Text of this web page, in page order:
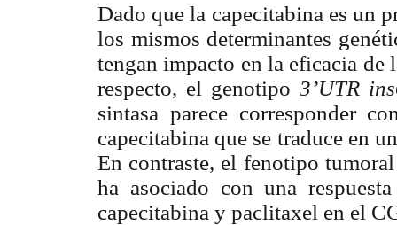
Dado que la capecitabina es un
los mismos determinantes
tengan impacto en la eficacia
respecto, el genotipo 3’UTR
sintasa parece corresponder
capecitabina que se traduce en
En contraste, el fenotipo
ha asociado con una
capecitabina y paclitaxel en el